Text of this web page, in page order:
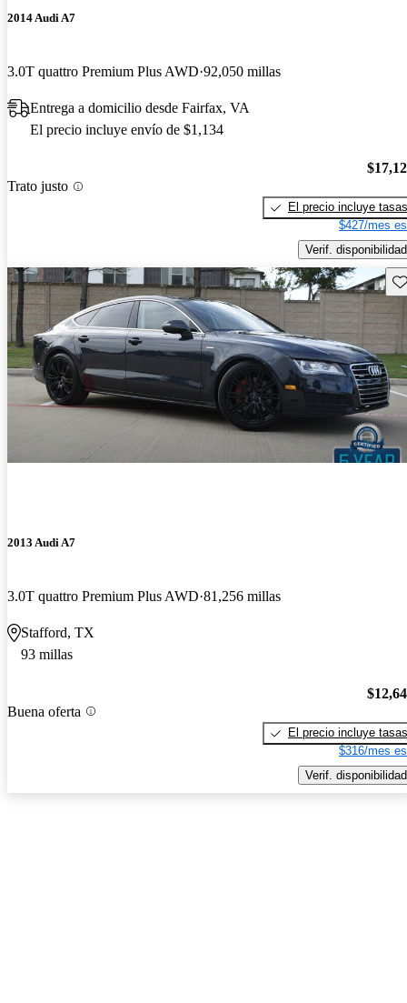
2014 Audi A7
3.0T quattro Premium Plus AWD 92,050 millas
Entrega a domicilio desde Fairfax, VA
El precio incluye envío de $1,134
Trato justo
El precio incluye tasas
$427/mes
Verif. disponibilidad
2013 Audi A7
3.0T quattro Premium Plus AWD 81,256 millas
Stafford, TX
93 millas
Buena oferta
El precio incluye tasas
$316/mes
Verif. disponibilidad